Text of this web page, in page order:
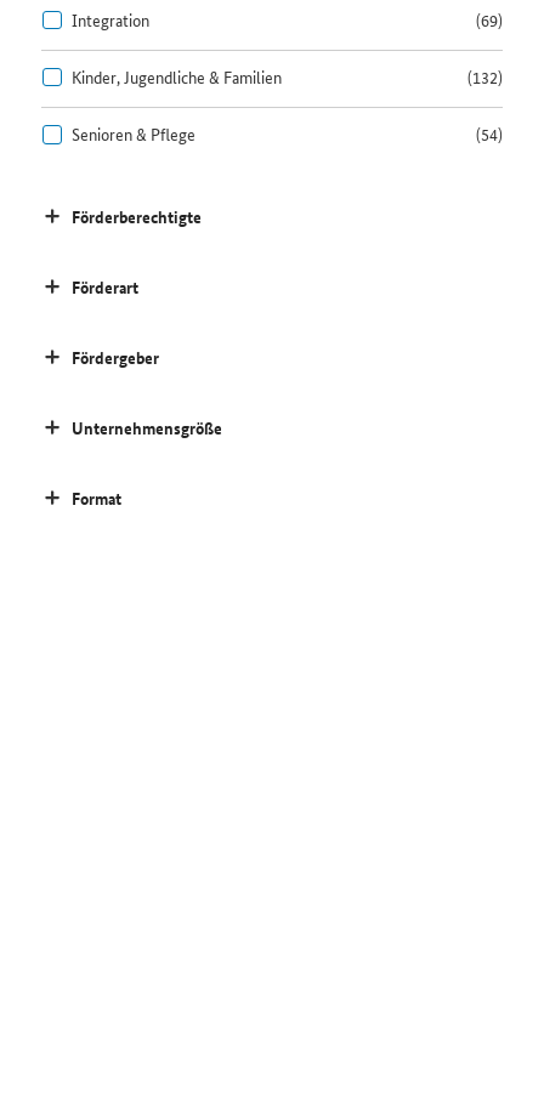
Integration (69)
Kinder, Jugendliche & Familien (132)
Senioren & Pflege (54)
Förderberechtigte
Förderart
Fördergeber
Unternehmensgröße
Format